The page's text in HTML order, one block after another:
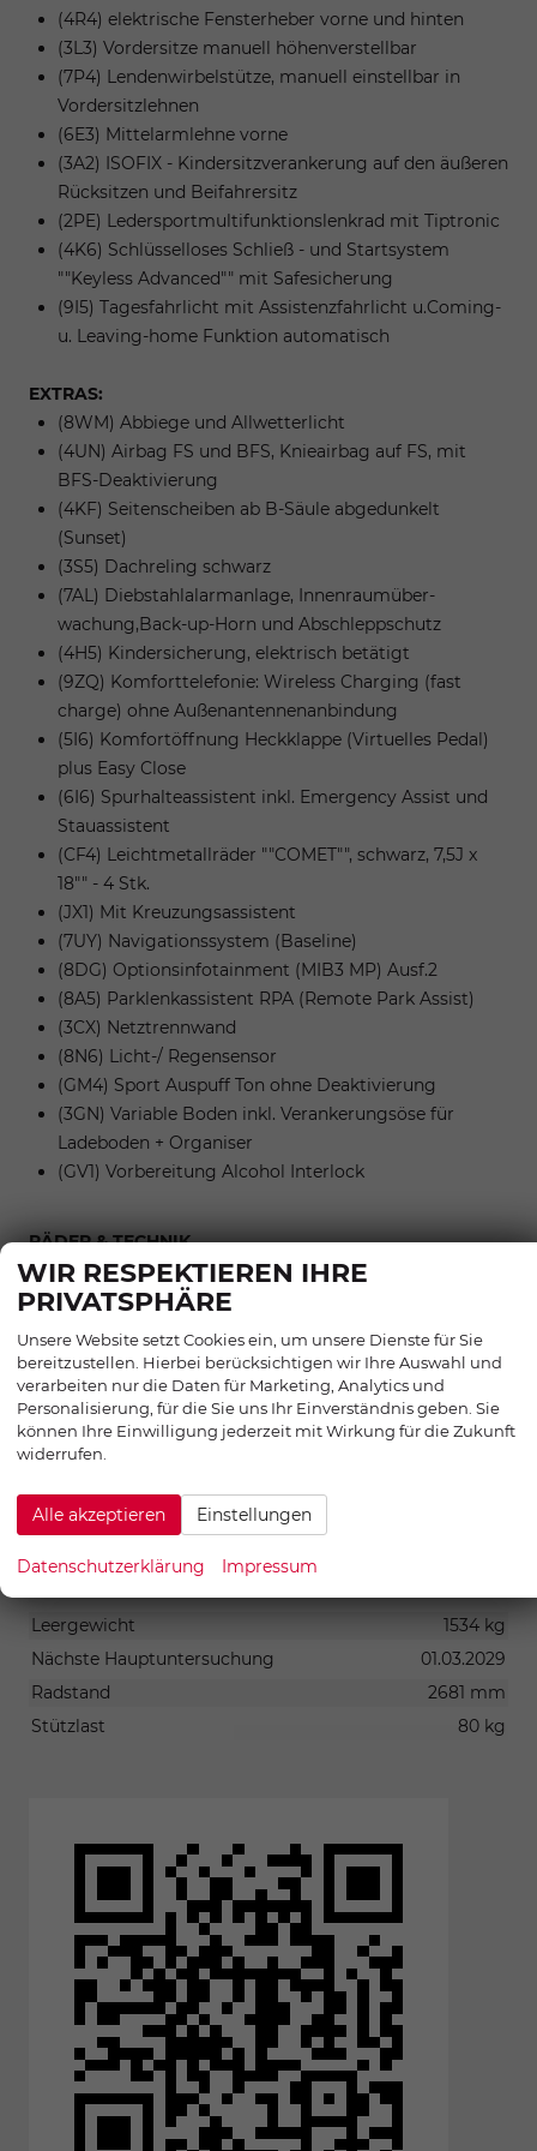
(4R4) elektrische Fensterheber vorne und hinten
(3L3) Vordersitze manuell höhenverstellbar
(7P4) Lendenwirbelstütze, manuell einstellbar in
Vordersitzlehnen
(6E3) Mittelarmlehne vorne
(3A2) ISOFIX - Kindersitzverankerung auf den äußeren
Rücksitzen und Beifahrersitz
(2PE) Ledersportmultifunktionslenkrad mit Tiptronic
(4K6) Schlüsselloses Schließ - und Startsystem
""Keyless Advanced"" mit Safesicherung
(9I5) Tagesfahrlicht mit Assistenzfahrlicht u.Coming-
u. Leaving-home Funktion automatisch
EXTRAS:
(8WM) Abbiege und Allwetterlicht
(4UN) Airbag FS und BFS, Knieairbag auf FS, mit
BFS-Deaktivierung
(4KF) Seitenscheiben ab B-Säule abgedunkelt
(Sunset)
(3S5) Dachreling schwarz
(7AL) Diebstahlalarmanlage, Innenraumüber-
wachung,Back-up-Horn und Abschleppschutz
(4H5) Kindersicherung, elektrisch betätigt
(9ZQ) Komforttelefonie: Wireless Charging (fast
charge) ohne Außenantennenanbindung
(5I6) Komfortöffnung Heckklappe (Virtuelles Pedal)
plus Easy Close
(6I6) Spurhalteassistent inkl. Emergency Assist und
Stauassistent
(CF4) Leichtmetallräder ""COMET"", schwarz, 7,5J x
18"" - 4 Stk.
(JX1) Mit Kreuzungsassistent
(7UY) Navigationssystem (Baseline)
(8DG) Optionsinfotainment (MIB3 MP) Ausf.2
(8A5) Parklenkassistent RPA (Remote Park Assist)
(3CX) Netztrennwand
(8N6) Licht-/ Regensensor
(GM4) Sport Auspuff Ton ohne Deaktivierung
(3GN) Variable Boden inkl. Verankerungsöse für
Ladeboden + Organiser
(GV1) Vorbereitung Alcohol Interlock
RÄDER & TECHNIK
Lautstärke externes Rollgeräusch der Reifen
Tragfähigkeitsindex
SONSTIGES
Anhängelast (gebremst)
1600 kg
Anhängelast (ungebremst)
Anzahl Sitzplätze
Anzahl Vorbesitzer
Erstzulassung
Leergewicht
1534 kg
Nächste Hauptuntersuchung
01.03.2029
Radstand
2681 mm
Stützlast
80 kg
WIR RESPEKTIEREN IHRE
PRIVATSPHÄRE
Unsere Website setzt Cookies ein, um unsere Dienste für Sie
bereitzustellen. Hierbei berücksichtigen wir Ihre Auswahl und
verarbeiten nur die Daten für Marketing, Analytics und
Personalisierung, für die Sie uns Ihr Einverständnis geben. Sie
können Ihre Einwilligung jederzeit mit Wirkung für die Zukunft
widerrufen.
Alle akzeptieren Einstellungen
Datenschutzerklärung Impressum